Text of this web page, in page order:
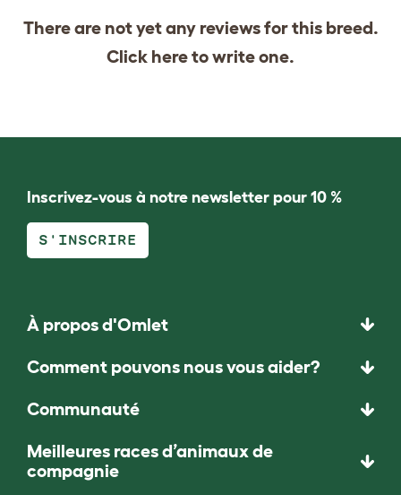
There are not yet any reviews for this breed.
Click hereto write one.
Inscrivez-vous à notre newsletter pour 10 %
S'INSCRIRE
À propos d'Omlet
Comment pouvons nous vous aider?
Communauté
Meilleures races d’animaux de
compagnie